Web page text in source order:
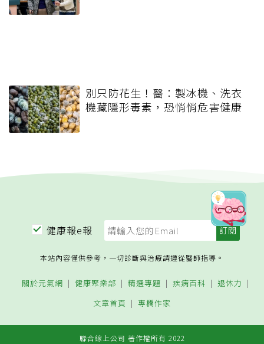
別只防花生！醫：製冰機、洗衣
機藏隱形毒素，恐悄悄危害健康
健康報e報
本站內容僅供參考，一切診斷與治療請遵從醫師指導。
關於元氣網 健康聚樂部 精選專題 疾病百科
退休力
文章首頁
專欄作家
聯合線上公司 著作權所有 2022